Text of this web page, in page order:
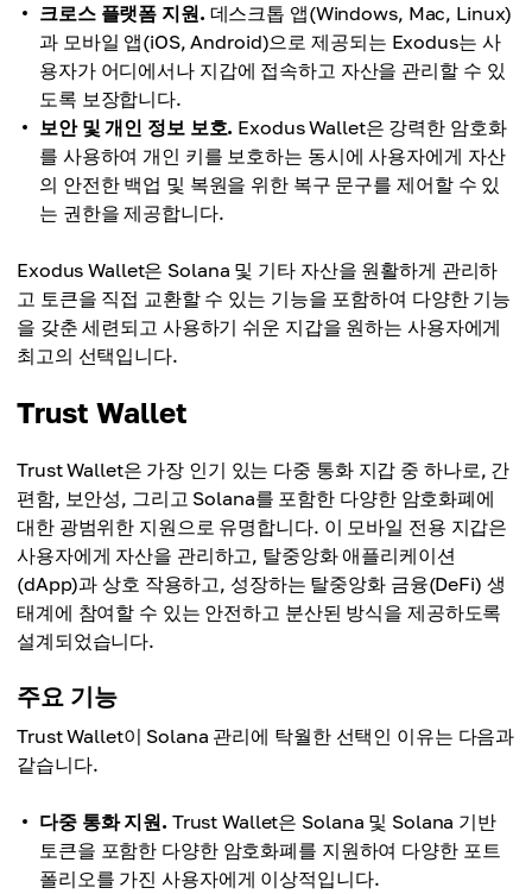
크로스 플랫폼 지원. 데스크톱 앱(Windows, Mac, Linux)
과 모바일 앱(iOS, Android)으로 제공되는 Exodus는 사
용자가 어디에서나 지갑에 접속하고 자산을 관리할 수 있
도록 보장합니다.
보안 및 개인 정보 보호. Exodus Wallet은 강력한 암호화
를 사용하여 개인 키를 보호하는 동시에 사용자에게 자산
의 안전한 백업 및 복원을 위한 복구 문구를 제어할 수 있
는 권한을 제공합니다.
Exodus Wallet은 Solana 및 기타 자산을 원활하게 관리하
고 토큰을 직접 교환할 수 있는 기능을 포함하여 다양한 기능
을 갖춘 세련되고 사용하기 쉬운 지갑을 원하는 사용자에게
최고의 선택입니다.
Trust Wallet
Trust Wallet은 가장 인기 있는 다중 통화 지갑 중 하나로, 간
편함, 보안성, 그리고 Solana를 포함한 다양한 암호화폐에
대한 광범위한 지원으로 유명합니다. 이 모바일 전용 지갑은
사용자에게 자산을 관리하고, 탈중앙화 애플리케이션
(dApp)과 상호 작용하고, 성장하는 탈중앙화 금융(DeFi) 생
태계에 참여할 수 있는 안전하고 분산된 방식을 제공하도록
설계되었습니다.
주요 기능
Trust Wallet이 Solana 관리에 탁월한 선택인 이유는 다음과
같습니다.
다중 통화 지원. Trust Wallet은 Solana 및 Solana 기반
토큰을 포함한 다양한 암호화폐를 지원하여 다양한 포트
폴리오를 가진 사용자에게 이상적입니다.